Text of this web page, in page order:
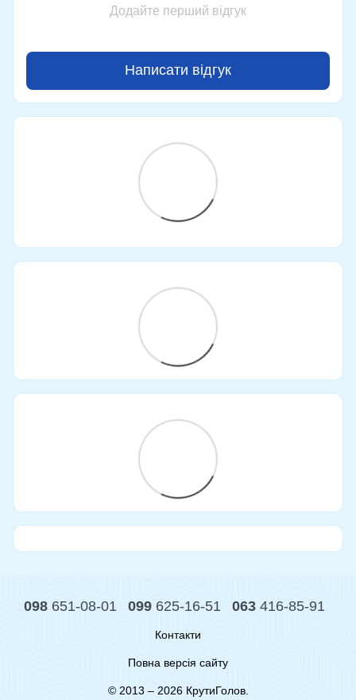
Додайте перший відгук
Написати відгук
098 651-08-01 099 625-16-51 063 416-85-91
Контакти
Повна версія сайту
© 2013 – 2026 КрутиГолов.